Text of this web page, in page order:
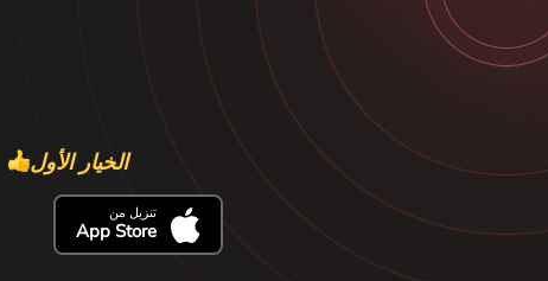
الخيار الأول
تنزيل من
App Store